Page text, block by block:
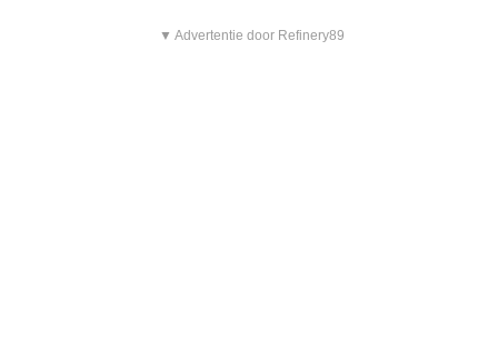
▼ Advertentie door Refinery89